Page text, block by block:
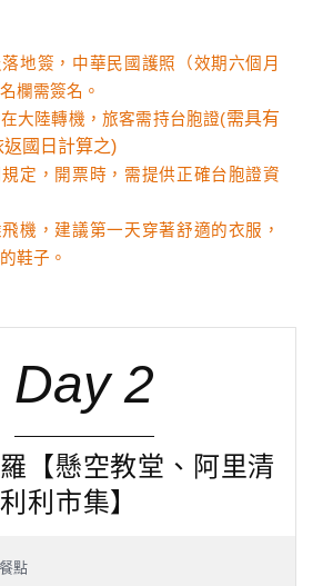
地簽，中華民國護照（效期六個月
欄需簽名。
大陸轉機，旅客需持台胞證(需具有
國日計算之)
定，開票時，需提供正確台胞證資
機，建議第一天穿著舒適的衣服，
鞋子。
Day 2
【懸空教堂、阿里清
利市集】
點